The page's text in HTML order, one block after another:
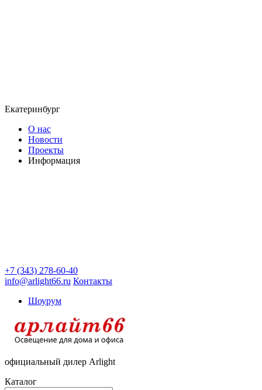
Екатеринбург
О нас
Новости
Проекты
Информация
+7 (343) 278-60-40
info@arlight66.ru Контакты
Шоурум
официальный дилер Arlight
Каталог